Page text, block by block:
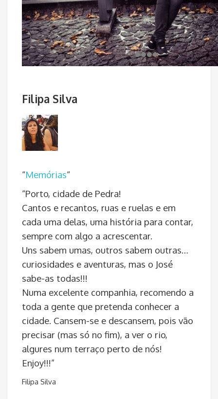
Filipa Silva
“Memórias“
“Porto, cidade de Pedra!
Cantos e recantos, ruas e ruelas e em
cada uma delas, uma história para contar,
sempre com algo a acrescentar.
Uns sabem umas, outros sabem outras…
curiosidades e aventuras, mas o José
sabe-as todas!!!
Numa excelente companhia, recomendo a
toda a gente que pretenda conhecer a
cidade. Cansem-se e descansem, pois vão
precisar (mas só no fim), a ver o rio,
algures num terraço perto de nós!
Enjoy!!!”
Filipa Silva